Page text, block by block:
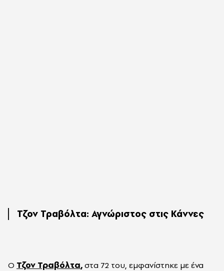
Τζον Τραβόλτα: Αγνώριστος στις Κάννες
Ο Τζον Τραβόλτα,στα 72 του, εμφανίστηκε με ένα